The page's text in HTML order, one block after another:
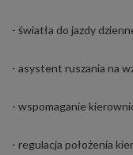
- światła do jazdy
- asystent ruszania na
- wspomaganie
- regulacja położenia